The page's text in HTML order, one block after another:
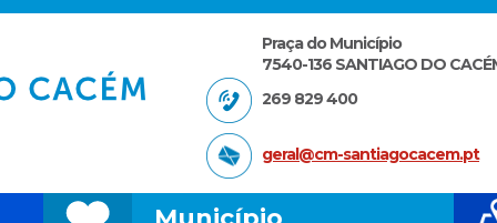
Praça do Município
7540-136 SANTIAGO DO
269 829 400
geral@cm-santiagocacem.pt